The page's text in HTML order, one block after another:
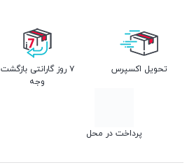
تحویل اکسپرس
۷ روز گارانتی بازگشت
وجه
پرداخت در محل